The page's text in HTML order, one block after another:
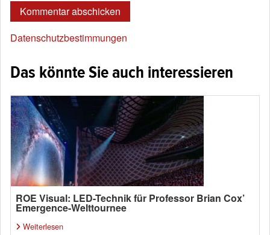
Datenschutzbestimmungen
Das könnte Sie auch interessieren
ROE Visual: LED-Technik für Professor Brian Cox’
Emergence-Welttournee
Weiterlesen